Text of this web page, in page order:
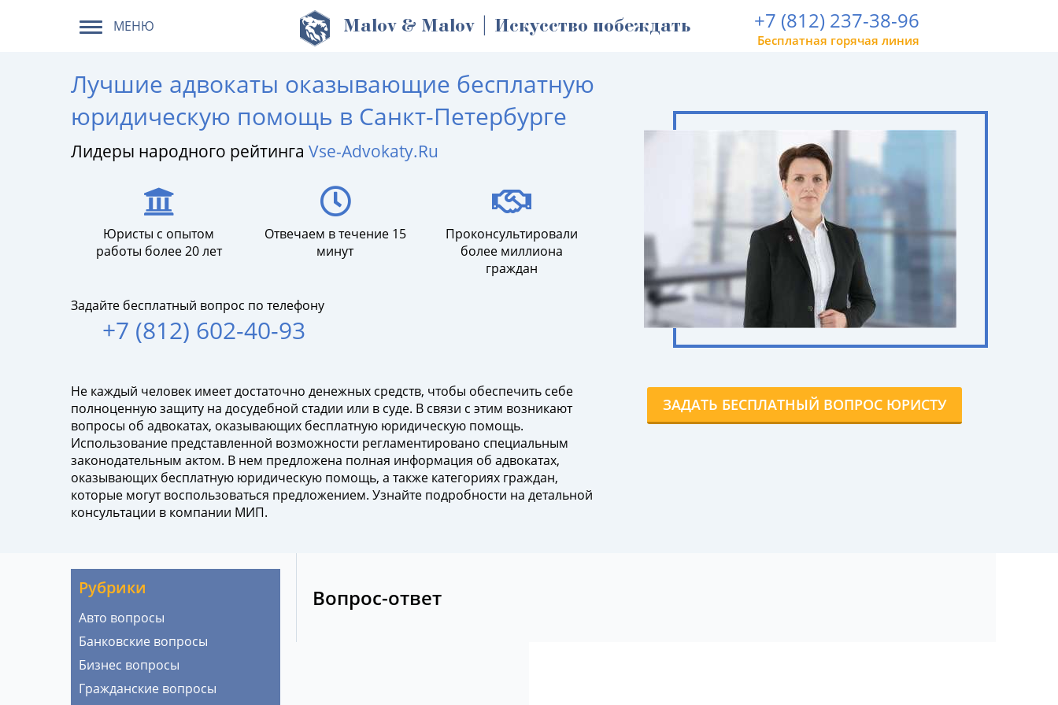
МЕНЮ Malov & Malov | Искусство побеждать +7 (812) 237-38-96
Бесплатная горячая линия
Лучшие адвокаты оказывающие бесплатную
юридическую помощь в Санкт-Петербурге
Лидеры народного рейтинга Vse-Advokaty.Ru
Юристы с опытом
работы более 20 лет
Отвечаем в течение 15
минут
Проконсультировали
более миллиона
граждан
Задайте бесплатный вопрос по телефону
+7 (812) 602-40-93
Не каждый человек имеет достаточно денежных средств, чтобы обеспечить себе
полноценную защиту на досудебной стадии или в суде. В связи с этим возникают
вопросы об адвокатах, оказывающих бесплатную юридическую помощь.
Использование представленной возможности регламентировано специальным
законодательным актом. В нем предложена полная информация об адвокатах,
оказывающих бесплатную юридическую помощь, а также категориях граждан,
которые могут воспользоваться предложением. Узнайте подробности на детальной
консультации в компании МИП.
ЗАДАТЬ БЕСПЛАТНЫЙ ВОПРОС ЮРИСТУ
Рубрики
Авто вопросы
Банковские вопросы
Бизнес вопросы
Гражданские вопросы
Вопрос-ответ